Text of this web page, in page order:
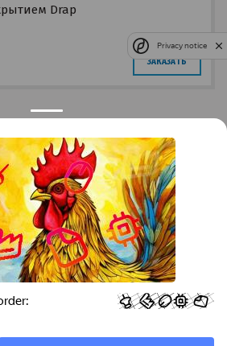
Drap
ЗАКАЗАТЬ
Темрюк
90 +7 (861) 298-41-90
дом 269/10А
ЗАКАЗАТЬ ЗВОНОК
Privacy notice